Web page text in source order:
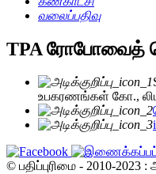
வலைப்பதிவு
TPA ரோபோவைத்
உபகரணங்கள் கோ.,
© பதிப்புரிமை - 2010-